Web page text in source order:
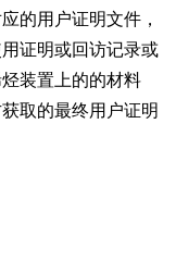
的用户证明文件，
证明或回访记录或
装置上的的材料
取的最终用户证明